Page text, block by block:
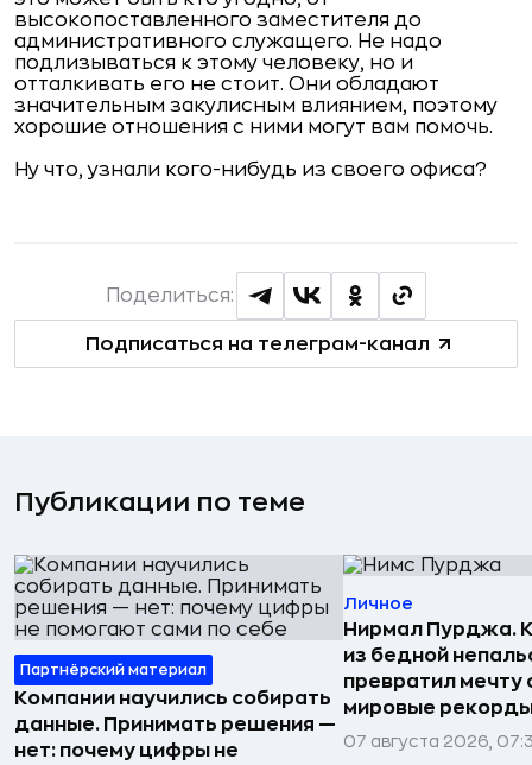
высокопоставленного заместителя до
административного служащего. Не надо
подлизываться к этому человеку, но и
отталкивать его не стоит. Они обладают
значительным закулисным влиянием, поэтому
хорошие отношения с ними могут вам помочь.
Ну что, узнали кого-нибудь из своего офиса?
Подписаться на телеграм-канал
Поделиться:
Публикации по теме
Партнёрский материал
Компании научились собирать
данные. Принимать решения —
нет: почему цифры не
Личное
Нирмал Пурджа.
из бедной
превратил мечту
мировые рекорды
07 августа 2026,